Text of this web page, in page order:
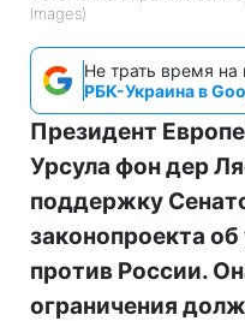
Images)
Не трать время на
РБК-Украина в
Президент
Урсула фон дер
поддержку
законопроекта
против России.
ограничения